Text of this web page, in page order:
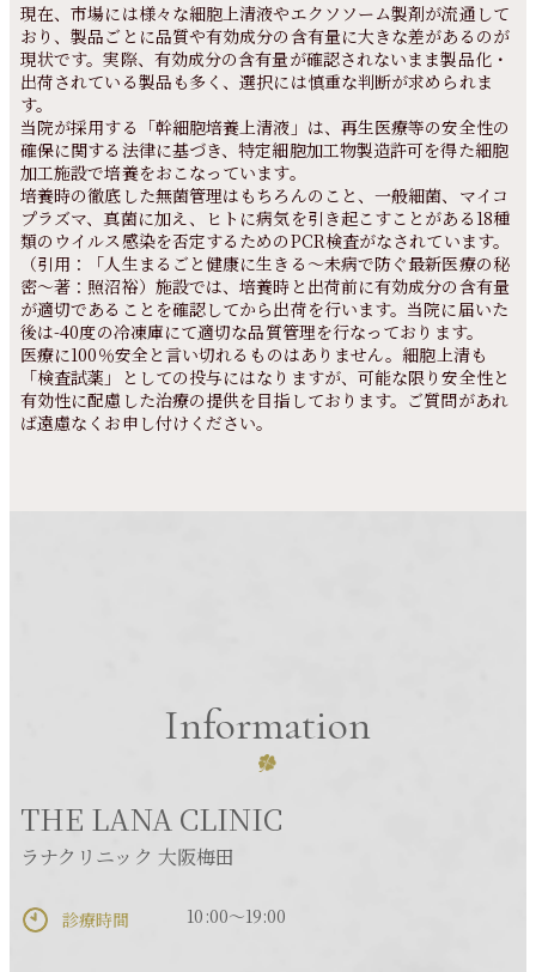
現在、市場には様々な細胞上清液やエクソソーム製剤が流通して
おり、製品ごとに品質や有効成分の含有量に大きな差があるのが
現状です。実際、有効成分の含有量が確認されないまま製品化・
出荷されている製品も多く、選択には慎重な判断が求められま
す。
当院が採用する「幹細胞培養上清液」は、再生医療等の安全性の
確保に関する法律に基づき、特定細胞加工物製造許可を得た細胞
加工施設で培養をおこなっています。
培養時の徹底した無菌管理はもちろんのこと、一般細菌、マイコ
プラズマ、真菌に加え、ヒトに病気を引き起こすことがある18種
類のウイルス感染を否定するためのPCR検査がなされています。
（引用：「人生まるごと健康に生きる～未病で防ぐ最新医療の秘
密～著：照沼裕）施設では、培養時と出荷前に有効成分の含有量
が適切であることを確認してから出荷を行います。当院に届いた
後は-40度の冷凍庫にて適切な品質管理を行なっております。
医療に100％安全と言い切れるものはありません。細胞上清も
「検査試薬」としての投与にはなりますが、可能な限り安全性と
有効性に配慮した治療の提供を目指しております。ご質問があれ
ば遠慮なくお申し付けください。
Information
THE LANA CLINIC
ラナクリニック 大阪梅田
診療時間 10:00～19:00